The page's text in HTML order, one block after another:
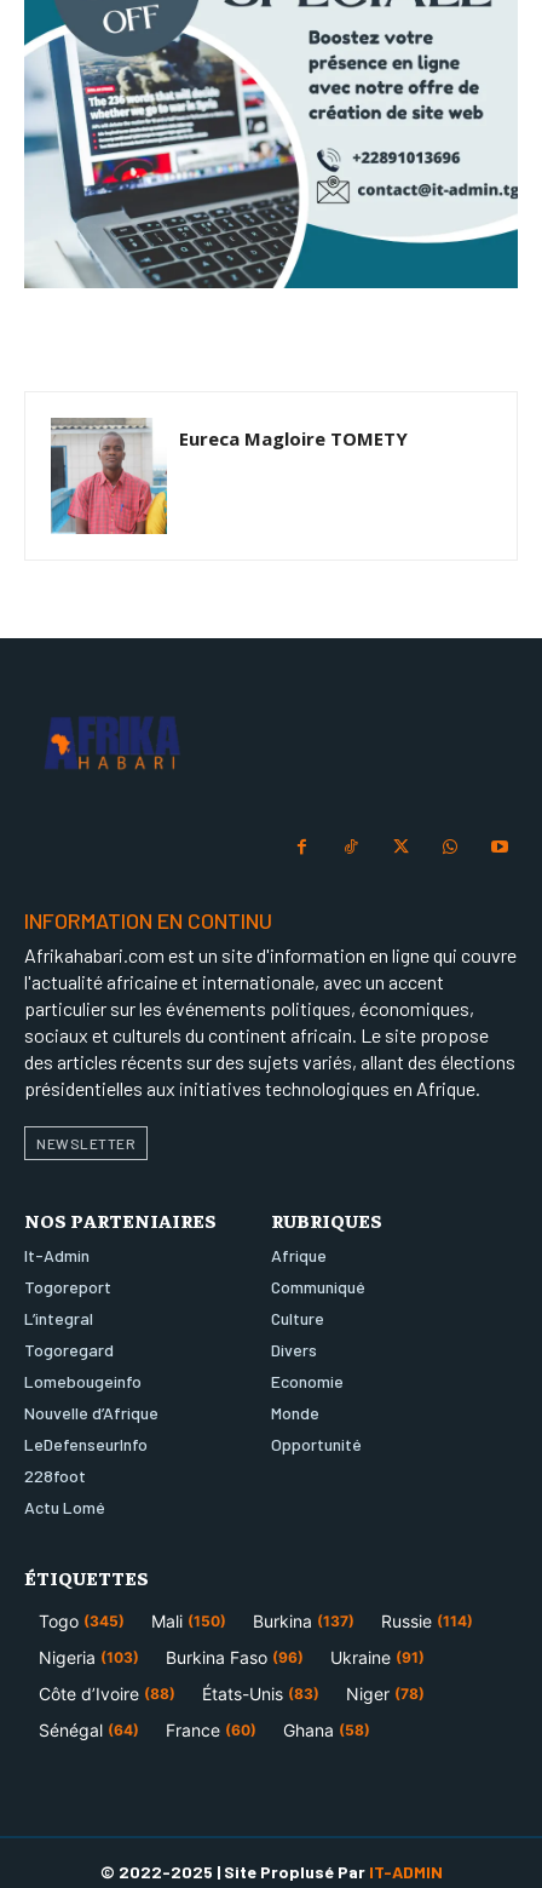
Eureca Magloire TOMETY
INFORMATION EN CONTINU
Afrikahabari.com est un site d'information en ligne qui couvre
l'actualité africaine et internationale, avec un accent
particulier sur les événements politiques, économiques,
sociaux et culturels du continent africain. Le site propose
des articles récents sur des sujets variés, allant des élections
présidentielles aux initiatives technologiques en Afrique.
NEWSLETTER
NOS PARTENIAIRES
It-Admin
Togoreport
L’integral
Togoregard
Lomebougeinfo
Nouvelle d’Afrique
LeDefenseurInfo
228foot
Actu Lomé
RUBRIQUES
Afrique
Communiqué
Culture
Divers
Economie
Monde
Opportunité
ÉTIQUETTES
Togo (345) Mali (150) Burkina (137) Russie (114)
Nigeria (103) Burkina Faso (96) Ukraine (91)
Côte d’Ivoire (88) États-Unis (83) Niger (78)
Sénégal (64) France (60) Ghana (58)
© 2022-2025 | Site Proplusé Par IT-ADMIN